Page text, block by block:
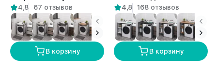
машин Шексна белый/
амаретто
4,8 67 отзывов
В корзину
стиральной машины
лофт Сомма белый/
амаретто
4,8 168 отзывов
В корзину